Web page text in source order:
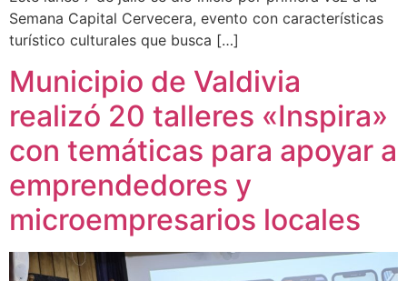
Semana Capital Cervecera, evento con características
turístico culturales que busca […]
Municipio de Valdivia
realizó 20 talleres «Inspira»
con temáticas para apoyar a
emprendedores y
microempresarios locales